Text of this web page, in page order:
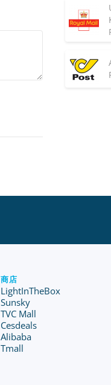
商店
LightInTheBox
Sunsky
TVC Mall
Cesdeals
Alibaba
Tmall